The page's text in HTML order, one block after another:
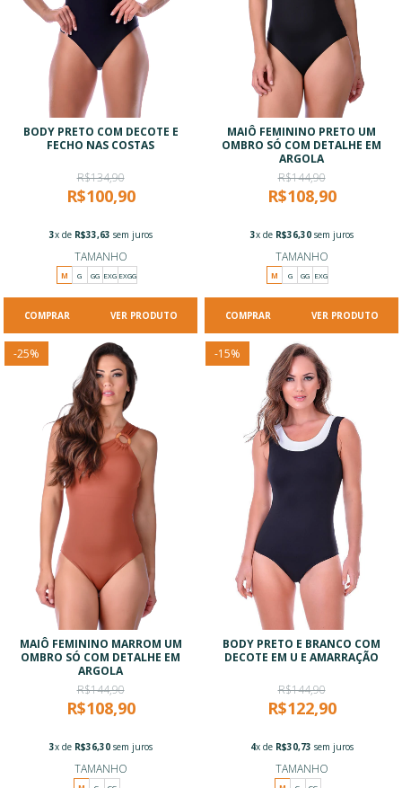
BODY PRETO COM DECOTE E
FECHO NAS COSTAS
R$134,90
R$100,90
3x de R$33,63 sem juros
TAMANHO
M G GG EXG EXGG
VER PRODUTO
MAIÔ FEMININO PRETO UM
OMBRO SÓ COM DETALHE EM
ARGOLA
R$144,90
R$108,90
3x de R$36,30sem juros
TAMANHO
M G GG EXG
VER PRODUTO
-25%
MAIÔ FEMININO MARROM UM
OMBRO SÓ COM DETALHE EM
ARGOLA
R$144,90
R$108,90
3x de R$36,30sem juros
TAMANHO
-15%
BODY PRETO E BRANCO COM
DECOTE EM U E AMARRAÇÃO
R$144,90
R$122,90
4x de R$30,73 sem juros
TAMANHO